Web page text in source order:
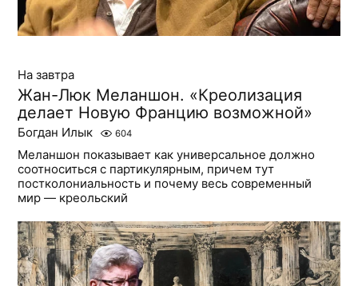
На завтра
Жан-Люк Меланшон. «Креолизация
делает Новую Францию возможной»
Богдан Илык 604
Меланшон показывает как универсальное должно
соотноситься с партикулярным, причем тут
постколониальность и почему весь современный
мир — креольский